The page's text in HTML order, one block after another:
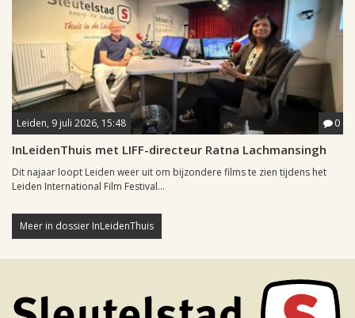
Leiden, 9 juli 2026, 15:48 0
InLeidenThuis met LIFF-directeur Ratna Lachmansingh
Dit najaar loopt Leiden weer uit om bijzondere films te zien tijdens het
Leiden International Film Festival...
Meer in dossier InLeidenThuis